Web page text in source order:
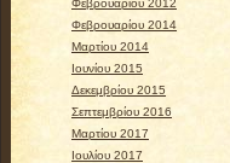
Φεβρουαρίου 2012
Φεβρουαρίου 2014
Μαρτίου 2014
Ιουνίου 2015
Δεκεμβρίου 2015
Σεπτεμβρίου 2016
Μαρτίου 2017
Ιουλίου 2017